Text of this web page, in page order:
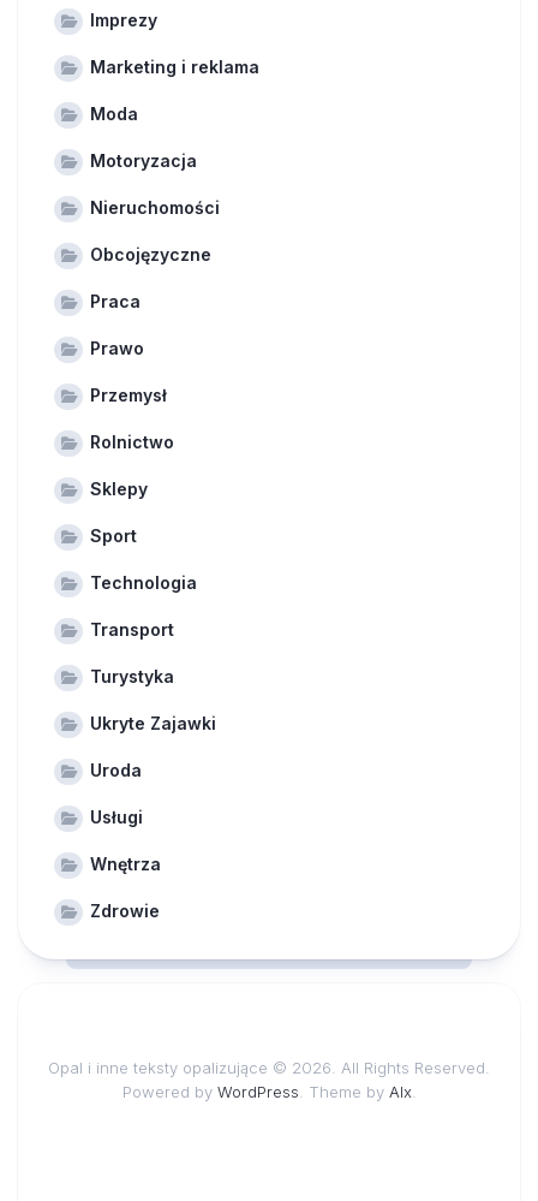
Imprezy
Marketing i reklama
Moda
Motoryzacja
Nieruchomości
Obcojęzyczne
Praca
Prawo
Przemysł
Rolnictwo
Sklepy
Sport
Technologia
Transport
Turystyka
Ukryte Zajawki
Uroda
Usługi
Wnętrza
Zdrowie
Opal i inne teksty opalizujące © 2026. All Rights Reserved.
Powered by WordPress . Theme by Alx